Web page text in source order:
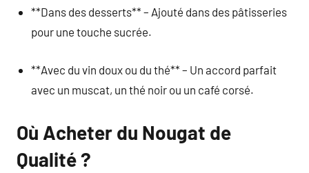
**Dans des desserts** – Ajouté dans des pâtisseries
pour une touche sucrée.
**Avec du vin doux ou du thé** – Un accord parfait
avec un muscat, un thé noir ou un café corsé.
Où Acheter du Nougat de
Qualité ?